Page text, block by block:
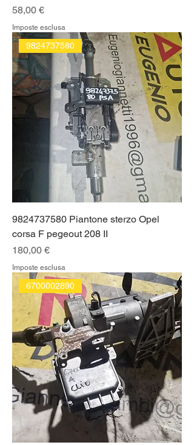
Prezzo
58,00 €
Imposte esclusa
9824737580
9824737580 Piantone sterzo Opel
corsa F pegeout 208 II
Prezzo
180,00 €
Imposte esclusa
6700002890